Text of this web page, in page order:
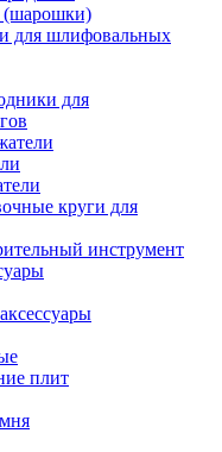
(шарошки)
для шлифовальных
для
круги для
инструмент
плит